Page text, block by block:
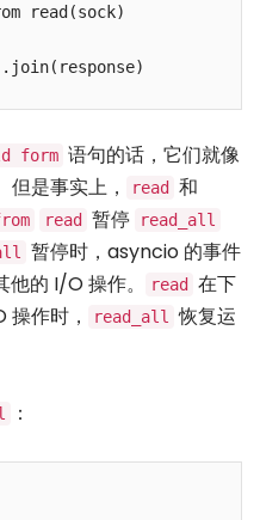
read(sock)
form 语句的话，它们就像
是事实上，
read 和
read 暂停 read_all
暂停时，asyncio 的事件
的 I/O 操作。
read 在下
作时，
read_all
恢复运
：